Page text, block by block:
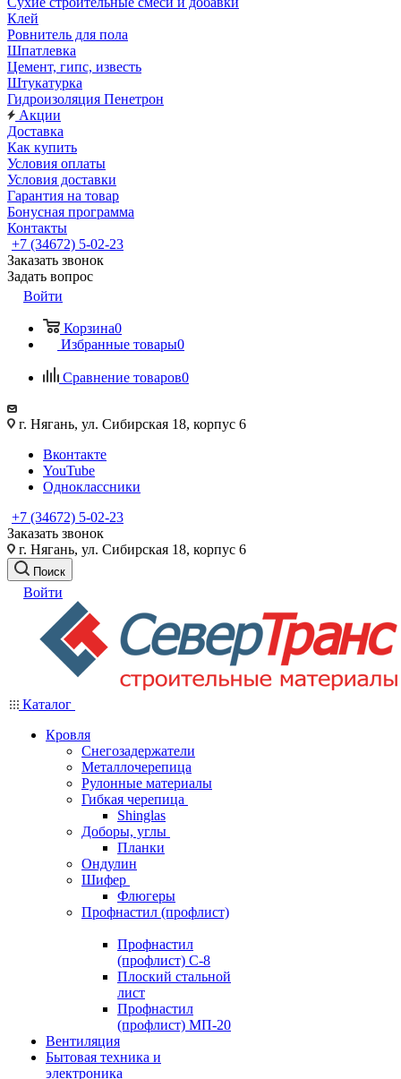
Клей
Ровнитель для пола
Шпатлевка
Цемент, гипс, известь
Штукатурка
Гидроизоляция Пенетрон
Акции
Доставка
Как купить
Условия оплаты
Условия доставки
Гарантия на товар
Бонусная программа
Контакты
+7 (34672) 5-02-23
Заказать звонок
Задать вопрос
Войти
Корзина0
Избранные товары0
Сравнение товаров0
г. Нягань, ул. Сибирская 18, корпус 6
Вконтакте
YouTube
Одноклассники
+7 (34672) 5-02-23
Заказать звонок
г. Нягань, ул. Сибирская 18, корпус 6
Поиск
Войти
Каталог
Кровля
Снегозадержатели
Металлочерепица
Рулонные материалы
Гибкая черепица
Shinglas
Доборы, углы
Планки
Ондулин
Шифер
Флюгеры
Профнастил (профлист)
Профнастил
(профлист) С-8
Плоский стальной
лист
Профнастил
(профлист) МП-20
Вентиляция
Бытовая техника и
электроника